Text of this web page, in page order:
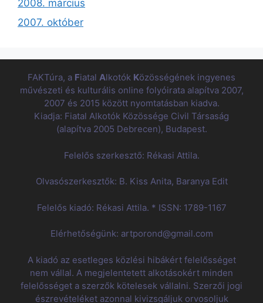
2008. március
2007. október
FAKTúra, a Fiatal Alkotók Közösségének ingyenes
művészeti és kulturális online folyóirata alapítva 2007,
2007 és 2015 között nyomtatásban kiadva.
Kiadja: Fiatal Alkotók Közössége Civil Társaság
(alapítva 2005 Debrecen), Budapest.
Felelős szerkesztő: Rékasi Attila.
Olvasószerkesztők: B. Kiss Anita, Baranya Edit
Felelős kiadó: Rékasi Attila. * ISSN: 1789-1167
Elérhetőségünk: artporond@gmail.com
A kiadó az esetleges közlési hibákért felelősséget
nem vállal. A megjelentetett alkotásokért minden
felelősséget a szerzők kötelesek vállalni. Szerzői jogi
észrevételéket azonnal kivizsgáljuk orvosoljuk